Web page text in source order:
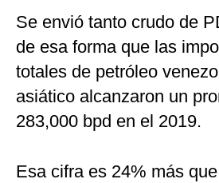
Se envió tanto crudo de
de esa forma que las
totales de petróleo
asiático alcanzaron un
283,000 bpd en el 2019.
Esa cifra es 24% más